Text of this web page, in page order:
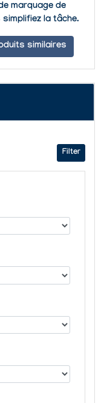
marquage de
la tâche.
similaires
Filter